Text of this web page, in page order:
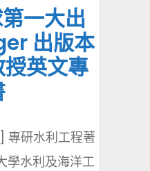
一大出
出版本
英文專
專研水利工程著
學水利及海洋工